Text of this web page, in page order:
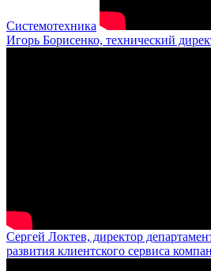
Системотехника
Игорь Борисенко, технический
Сергей Локтев, директор
развития клиентского сервиса